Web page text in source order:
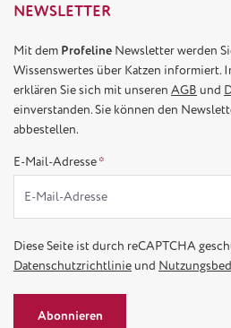
NEWSLETTER
Mit dem Profeline Newsletter werden
Wissenswertes über Katzen informiert.
erklären Sie sich mit unseren AGB und
einverstanden. Sie können den
abbestellen.
E-Mail-Adresse*
Diese Seite ist durch reCAPTCHA
Datenschutzrichtlinieund
Abonnieren